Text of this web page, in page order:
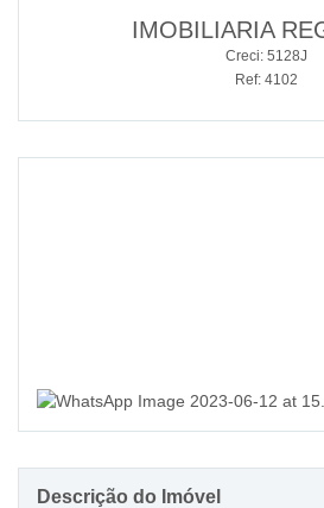
IMOBILIARIA
Creci: 5128J
Ref: 4102
Descrição do Imóvel